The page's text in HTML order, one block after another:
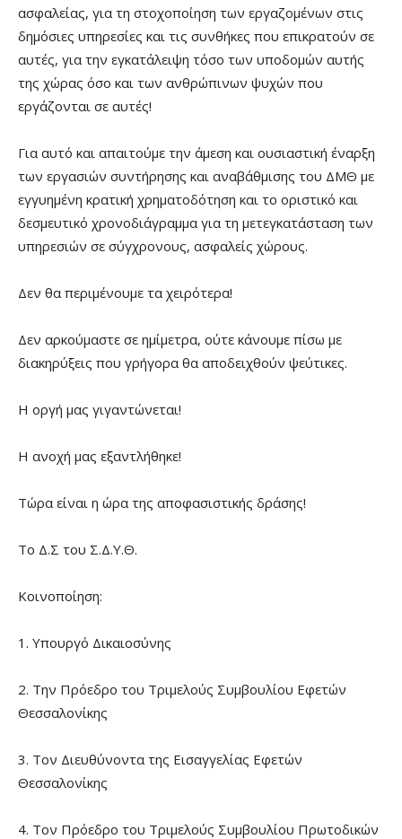
ασφαλείας, για τη στοχοποίηση των εργαζομένων στις
δημόσιες υπηρεσίες και τις συνθήκες που επικρατούν σε
αυτές, για την εγκατάλειψη τόσο των υποδομών αυτής
της χώρας όσο και των ανθρώπινων ψυχών που
εργάζονται σε αυτές!
Για αυτό και απαιτούμε την άμεση και ουσιαστική έναρξη
των εργασιών συντήρησης και αναβάθμισης του ΔΜΘ με
εγγυημένη κρατική χρηματοδότηση και το οριστικό και
δεσμευτικό χρονοδιάγραμμα για τη μετεγκατάσταση των
υπηρεσιών σε σύγχρονους, ασφαλείς χώρους.
Δεν θα περιμένουμε τα χειρότερα!
Δεν αρκούμαστε σε ημίμετρα, ούτε κάνουμε πίσω με
διακηρύξεις που γρήγορα θα αποδειχθούν ψεύτικες.
Η οργή μας γιγαντώνεται!
Η ανοχή μας εξαντλήθηκε!
Τώρα είναι η ώρα της αποφασιστικής δράσης!
Το Δ.Σ του Σ.Δ.Υ.Θ.
Κοινοποίηση:
1. Υπουργό Δικαιοσύνης
2. Την Πρόεδρο του Τριμελούς Συμβουλίου Εφετών
Θεσσαλονίκης
3. Τον Διευθύνοντα της Εισαγγελίας Εφετών
Θεσσαλονίκης
4. Τον Πρόεδρο του Τριμελούς Συμβουλίου Πρωτοδικών